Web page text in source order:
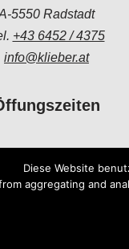
5550 Radstadt
+43 6452 / 4375
info@klieber.at
08.00 - 12.00 Uhr
Diese Website
aggregating and